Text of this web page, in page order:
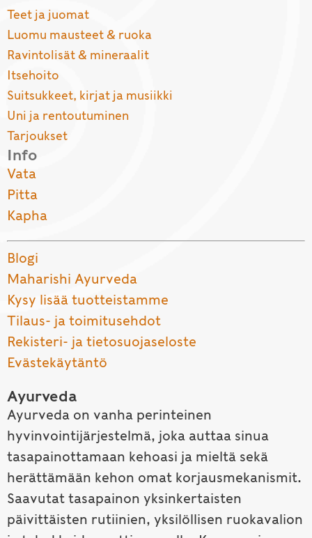
Teet ja juomat
Luomu mausteet & ruoka
Ravintolisät & mineraalit
Itsehoito
Suitsukkeet, kirjat ja musiikki
Uni ja rentoutuminen
Tarjoukset
Info
Vata
Pitta
Kapha
Blogi
Maharishi Ayurveda
Kysy lisää tuotteistamme
Tilaus- ja toimitusehdot
Rekisteri- ja tietosuojaseloste
Evästekäytäntö
Ayurveda
Ayurveda on vanha perinteinen
hyvinvointijärjestelmä, joka auttaa sinua
tasapainottamaan kehoasi ja mieltä sekä
herättämään kehon omat korjausmekanismit.
Saavutat tasapainon yksinkertaisten
päivittäisten rutiinien, yksilöllisen ruokavalion